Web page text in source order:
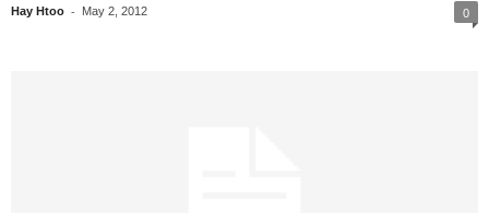
Hay Htoo - May 2, 2012 0